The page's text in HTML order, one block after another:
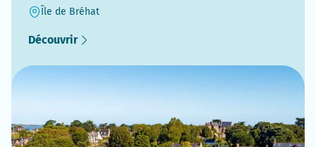
Île de Bréhat
Découvrir